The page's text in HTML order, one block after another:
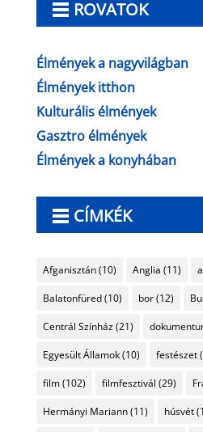
ROVATOK
Élmények a nagyvilágban
Élmények itthon
Kulturális élmények
Gasztro élmények
Élmények a konyhában
CÍMKÉK
Afganisztán(10) Anglia (11)
Balatonfüred(10) bor(12)
Centrál Színház(21)
Egyesült Államok(10) festészet
film(102) filmfesztivál (29)
Hermányi Mariann(11) húsvét